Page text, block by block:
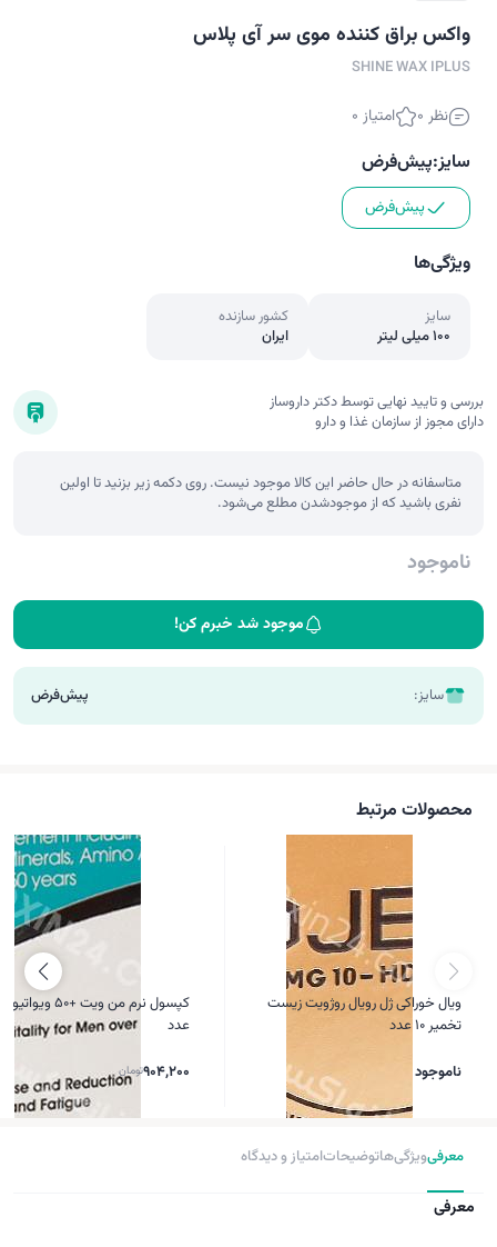
واکس براق کننده موی سر آی پلاس
SHINE WAX IPLUS
نظر 0 امتیاز 0
سایز:پیش‌فرض
پیش‌فرض
ویژگی‌ها
سایز
100 میلی لیتر
کشور سازنده
ایران
بررسی و تایید نهایی توسط دکتر داروساز
دارای مجوز از سازمان غذا و دارو
متاسفانه در حال حاضر این کالا موجود نیست. روی دکمه زیر بزنید تا اولین
نفری باشید که از موجودشدن مطلع می‌شود.
ناموجود
موجود شد خبرم کن!
سایز: پیش‌فرض
محصولات مرتبط
ویال خوراکی ژل رویال روژویت زیست
تخمیر 10 عدد
ناموجود
عدد
904,200تومان
معرفیویژگی‌هاتوضیحاتامتیاز و دیدگاه
معرفی